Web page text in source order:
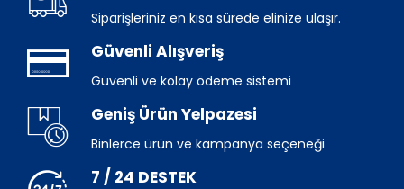
Siparişleriniz en kısa sürede elinize ulaşır.
Güvenli Alışveriş
Güvenli ve kolay ödeme sistemi
Geniş Ürün Yelpazesi
Binlerce ürün ve kampanya seçeneği
7 / 24 DESTEK